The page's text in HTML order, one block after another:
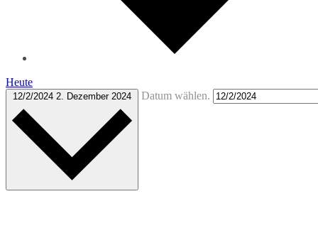
Heute
12/2/2024 2. Dezember 2024 Datum wählen.